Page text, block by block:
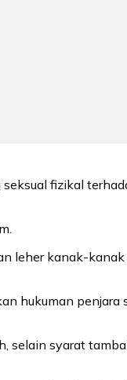
fizikal
leher kanak-
hukuman penjara
selain syarat